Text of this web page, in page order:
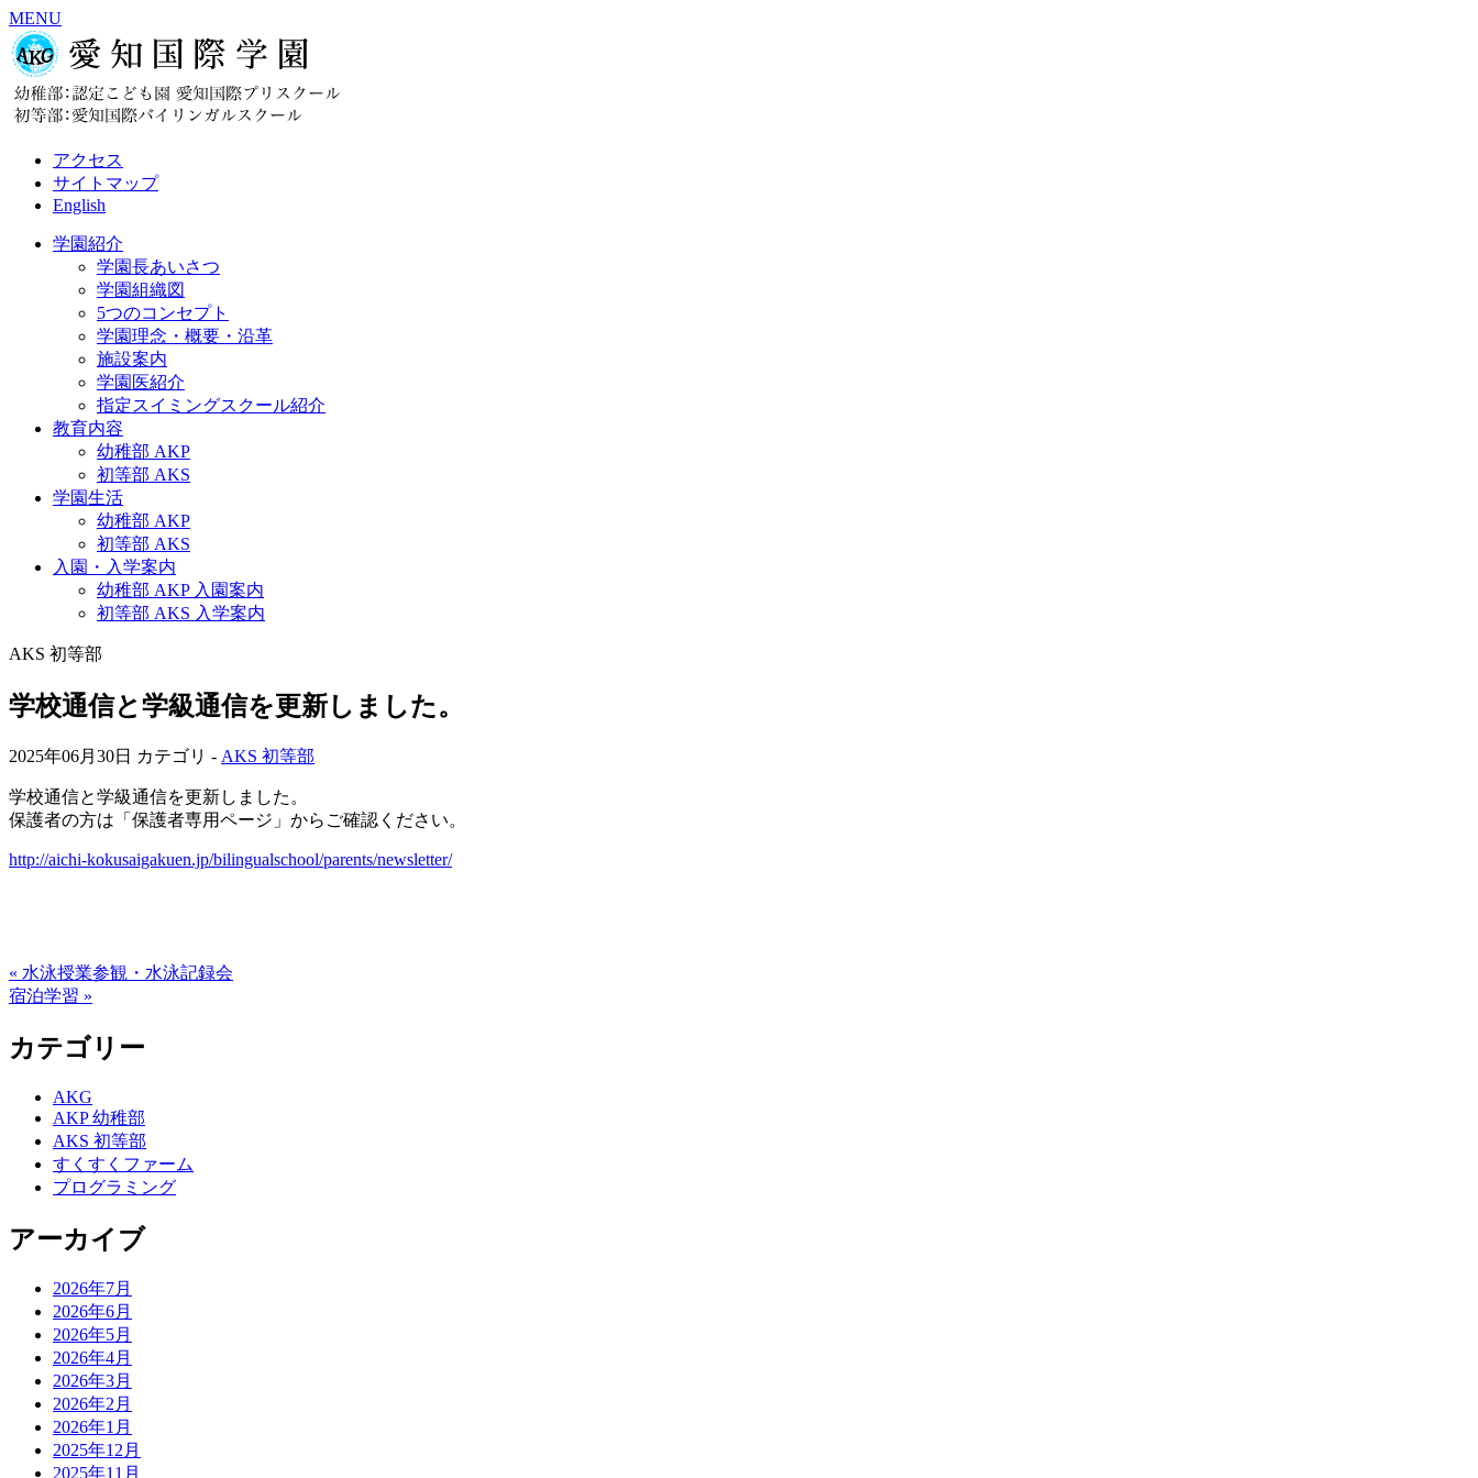
MENU
アクセス
サイトマップ
English
学園紹介
学園長あいさつ
学園組織図
5つのコンセプト
学園理念・概要・沿革
施設案内
学園医紹介
指定スイミングスクール紹介
教育内容
幼稚部 AKP
初等部 AKS
学園生活
幼稚部 AKP
初等部 AKS
入園・入学案内
幼稚部 AKP 入園案内
初等部 AKS 入学案内
AKS 初等部
学校通信と学級通信を更新しました。
2025年06月30日 カテゴリ - AKS 初等部
学校通信と学級通信を更新しました。
保護者の方は「保護者専用ページ」からご確認ください。
http://aichi-kokusaigakuen.jp/bilingualschool/parents/newsletter/
« 水泳授業参観・水泳記録会
宿泊学習 »
カテゴリー
AKG
AKP 幼稚部
AKS 初等部
すくすくファーム
プログラミング
アーカイブ
2026年7月
2026年6月
2026年5月
2026年4月
2026年3月
2026年2月
2026年1月
2025年12月
2025年11月